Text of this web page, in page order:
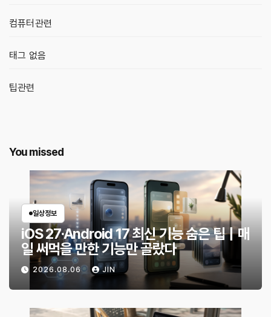
컴퓨터관련
태그 없음
팁관련
You missed
일상정보
iOS 27·Android 17 최신 기능 숨은 팁｜매
일 써먹을 만한 기능만 골랐다
2026.08.06 JIN